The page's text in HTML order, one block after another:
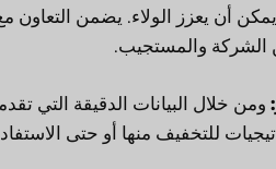
أن يعزز الولاء. يضمن
الشركة والمستجيب.
ومن خلال البيانات الدقيقة التي
للتخفيف منها أو حتى